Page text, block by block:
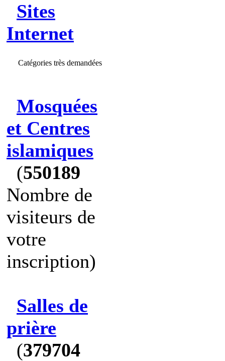
Sites
Internet
Catégories très demandées
Mosquées
et Centres
islamiques
(550189
Nombre de
visiteurs de
votre
inscription)
Salles de
prière
(379704